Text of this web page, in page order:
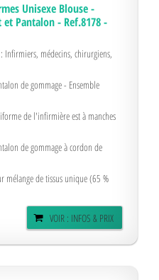
Unisexe Blouse -
Pantalon - Ref.8178 -
: Infirmiers, médecins, chirurgiens,
de gommage - Ensemble
de l'infirmière est à manches
de gommage à cordon de
mélange de tissus unique (65 %
VOIR : INFOS & PRIX